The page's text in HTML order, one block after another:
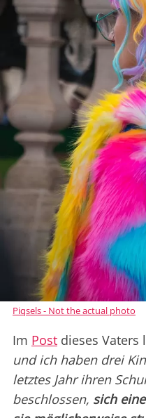
Piqsels - Not the actual photo
Im Post dieses Vaters
und ich haben drei
letztes Jahr ihren
beschlossen, sich